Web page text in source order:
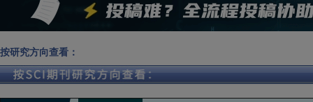
按研究方向查看：